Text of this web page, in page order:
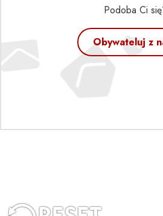
Podoba Ci
Obywateluj z